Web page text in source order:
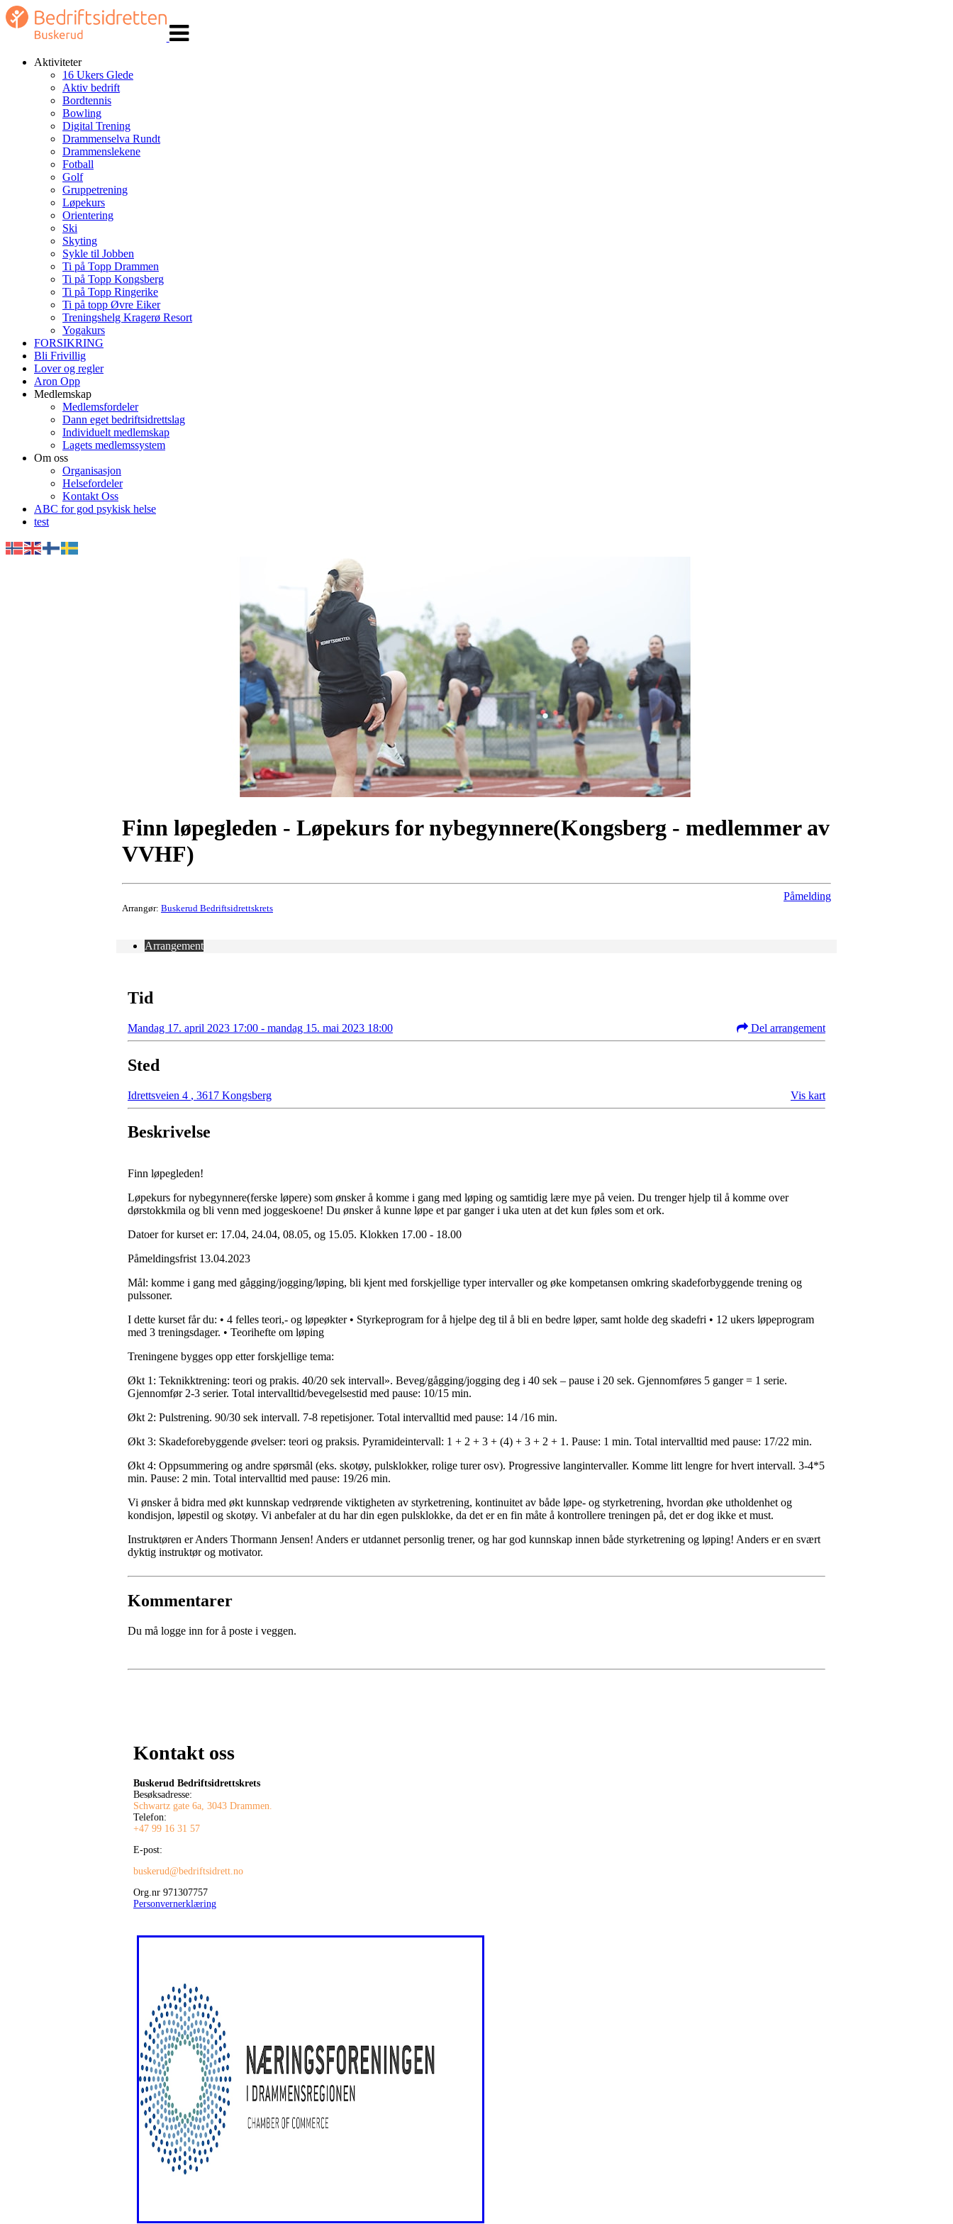
navigasjon
Aktiviteter
16 Ukers Glede
Aktiv bedrift
Bordtennis
Bowling
Digital Trening
Drammenselva Rundt
Drammenslekene
Fotball
Golf
Gruppetrening
Løpekurs
Orientering
Ski
Skyting
Sykle til Jobben
Ti på Topp Drammen
Ti på Topp Kongsberg
Ti på Topp Ringerike
Ti på topp Øvre Eiker
Treningshelg Kragerø Resort
Yogakurs
FORSIKRING
Bli Frivillig
Lover og regler
Aron Opp
Medlemskap
Medlemsfordeler
Dann eget bedriftsidrettslag
Individuelt medlemskap
Lagets medlemssystem
Om oss
Organisasjon
Helsefordeler
Kontakt Oss
ABC for god psykisk helse
test
Finn løpegleden - Løpekurs for nybegynnere(Kongsberg - medlemmer av
VVHF)
Arrangør: Buskerud Bedriftsidrettskrets
Påmelding
Arrangement
Tid
Mandag 17. april 2023 17:00 - mandag 15. mai 2023 18:00 Del arrangement
Sted
Idrettsveien 4 , 3617 Kongsberg Vis kart
Beskrivelse
Finn løpegleden!
Løpekurs for nybegynnere(ferske løpere) som ønsker å komme i gang med løping og samtidig lære mye på veien. Du trenger hjelp til å komme over
dørstokkmila og bli venn med joggeskoene! Du ønsker å kunne løpe et par ganger i uka uten at det kun føles som et ork.
Datoer for kurset er: 17.04, 24.04, 08.05, og 15.05. Klokken 17.00 - 18.00
Påmeldingsfrist 13.04.2023
Mål: komme i gang med gågging/jogging/løping, bli kjent med forskjellige typer intervaller og øke kompetansen omkring skadeforbyggende trening og
pulssoner.
I dette kurset får du: • 4 felles teori,- og løpeøkter • Styrkeprogram for å hjelpe deg til å bli en bedre løper, samt holde deg skadefri • 12 ukers løpeprogram
med 3 treningsdager. • Teorihefte om løping
Treningene bygges opp etter forskjellige tema:
Økt 1: Teknikktrening: teori og prakis. 40/20 sek intervall». Beveg/gågging/jogging deg i 40 sek – pause i 20 sek. Gjennomføres 5 ganger = 1 serie.
Gjennomfør 2-3 serier. Total intervalltid/bevegelsestid med pause: 10/15 min.
Økt 2: Pulstrening. 90/30 sek intervall. 7-8 repetisjoner. Total intervalltid med pause: 14 /16 min.
Økt 3: Skadeforebyggende øvelser: teori og praksis. Pyramideintervall: 1 + 2 + 3 + (4) + 3 + 2 + 1. Pause: 1 min. Total intervalltid med pause: 17/22 min.
Økt 4: Oppsummering og andre spørsmål (eks. skotøy, pulsklokker, rolige turer osv). Progressive langintervaller. Komme litt lengre for hvert intervall. 3-4*5
min. Pause: 2 min. Total intervalltid med pause: 19/26 min.
Vi ønsker å bidra med økt kunnskap vedrørende viktigheten av styrketrening, kontinuitet av både løpe- og styrketrening, hvordan øke utholdenhet og
kondisjon, løpestil og skotøy. Vi anbefaler at du har din egen pulsklokke, da det er en fin måte å kontrollere treningen på, det er dog ikke et must.
Instruktøren er Anders Thormann Jensen! Anders er utdannet personlig trener, og har god kunnskap innen både styrketrening og løping! Anders er en svært
dyktig instruktør og motivator.
Kommentarer
Du må logge inn for å poste i veggen.
Kontakt oss
Buskerud Bedriftsidrettskrets
Besøksadresse:
Schwartz gate 6a, 3043 Drammen.
Telefon:
+47 99 16 31 57
E-post:
buskerud@bedriftsidrett.no
Org.nr 971307757
Personvernerklæring